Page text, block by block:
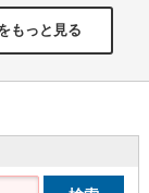
もっと見る